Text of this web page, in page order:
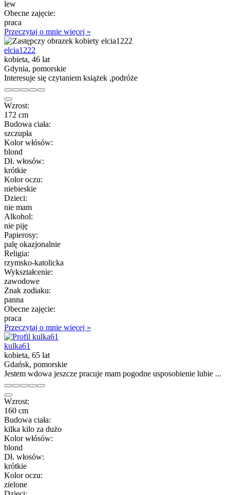
lew
Obecne zajęcie:
praca
Przeczytaj o mnie więcej »
elcia1222
kobieta, 46 lat
Gdynia, pomorskie
Interesuje się czytaniem książek ,podróże
Wzrost:
172 cm
Budowa ciała:
szczupła
Kolor włósów:
blond
Dł. włosów:
krótkie
Kolor oczu:
niebieskie
Dzieci:
nie mam
Alkohol:
nie piję
Papierosy:
palę okazjonalnie
Religia:
rzymsko-katolicka
Wykształcenie:
zawodowe
Znak zodiaku:
panna
Obecne zajęcie:
praca
Przeczytaj o mnie więcej »
kulka61
kobieta, 65 lat
Gdańsk, pomorskie
Jestem wdowa jeszcze pracuje mam pogodne usposobienie lubie ...
Wzrost:
160 cm
Budowa ciała:
kilka kilo za dużo
Kolor włósów:
blond
Dł. włosów:
krótkie
Kolor oczu:
zielone